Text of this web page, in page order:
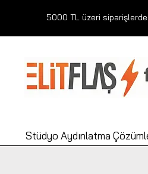
5000 TL üzeri
Stüdyo Aydınlatma